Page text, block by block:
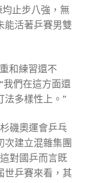
止步八強，無
能活著乒賽男雙
和練習還不
“我們在這方面還
法多樣性上。”
磯奧運會乒乓
次建立混雜集團
對國乒而言既
世乒賽來看，其